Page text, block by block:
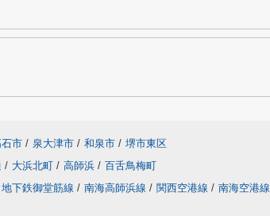
市 / 泉大津市 / 和泉市 / 堺市東区
/ 大浜北町 / 高師浜 / 百舌鳥梅町
地下鉄御堂筋線 / 南海高師浜線 / 関西空港線 / 南海空港線